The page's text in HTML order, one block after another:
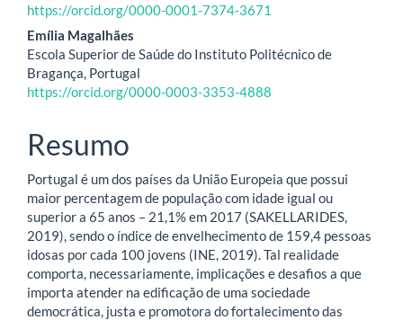
https://orcid.org/0000-0001-7374-3671
Emília Magalhães
Escola Superior de Saúde do Instituto Politécnico de
Bragança, Portugal
https://orcid.org/0000-0003-3353-4888
Resumo
Portugal é um dos países da União Europeia que possui
maior percentagem de população com idade igual ou
superior a 65 anos – 21,1% em 2017 (SAKELLARIDES,
2019), sendo o índice de envelhecimento de 159,4 pessoas
idosas por cada 100 jovens (INE, 2019). Tal realidade
comporta, necessariamente, implicações e desafios a que
importa atender na edificação de uma sociedade
democrática, justa e promotora do fortalecimento das